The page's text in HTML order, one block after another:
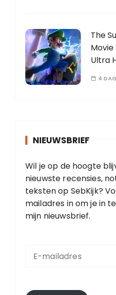
The
Ultra
4
NIEUWSBRIEF
Wil je op de hoogte
nieuwste recensies,
teksten op SebKijk?
mailadres in om je in
mijn nieuwsbrief.